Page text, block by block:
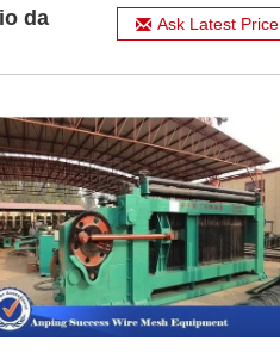
da
Ask Latest Price